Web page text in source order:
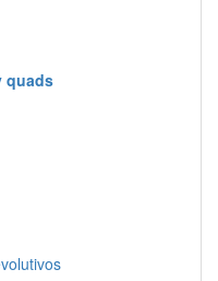
quads